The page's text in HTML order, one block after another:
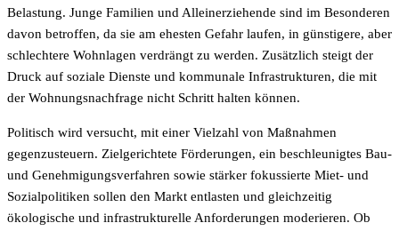
Belastung. Junge Familien und Alleinerziehende sind im Besonderen
davon betroffen, da sie am ehesten Gefahr laufen, in günstigere, aber
schlechtere Wohnlagen verdrängt zu werden. Zusätzlich steigt der
Druck auf soziale Dienste und kommunale Infrastrukturen, die mit
der Wohnungsnachfrage nicht Schritt halten können.
Politisch wird versucht, mit einer Vielzahl von Maßnahmen
gegenzusteuern. Zielgerichtete Förderungen, ein beschleunigtes Bau-
und Genehmigungsverfahren sowie stärker fokussierte Miet- und
Sozialpolitiken sollen den Markt entlasten und gleichzeitig
ökologische und infrastrukturelle Anforderungen moderieren. Ob